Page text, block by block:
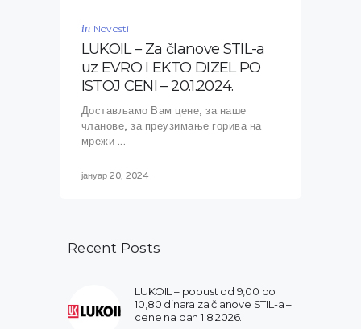
in Novosti
LUKOIL – Za članove STIL-a
uz EVRO I EKTO DIZEL PO
ISTOJ CENI – 20.1.2024.
Достављамо Вам цене, за наше
чланове, за преузимање горива на
мрежи ...
јануар 20, 2024
Recent Posts
LUKOIL – popust od 9,00 do
10,80 dinara za članove STIL-a –
cene na dan 1.8.2026.